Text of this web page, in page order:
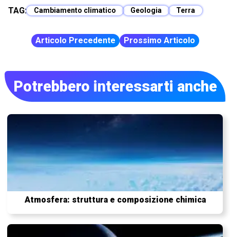
TAG:
Cambiamento climatico Geologia Terra
Articolo Precedente Prossimo Articolo
Potrebbero interessarti anche
Atmosfera: struttura e composizione chimica